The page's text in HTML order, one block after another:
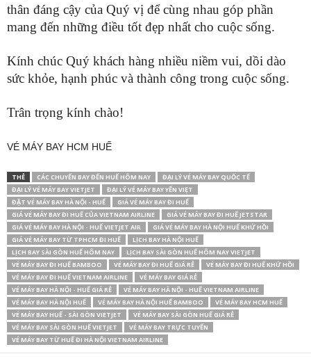
thân đáng cậy của Quý vị để cùng nhau góp phần
mang đến những điều tốt đẹp nhất cho cuộc sống.
Kính chúc Quý khách hàng nhiều niềm vui, dồi dào
sức khỏe, hạnh phúc và thành công trong cuộc sống.
Trân trọng kính chào!
VÉ MÁY BAY HCM HUẾ
THẺ CÁC CHUYẾN BAY ĐẾN HUẾ HÔM NAY
ĐẠI LÝ VÉ MÁY BAY QUỐC TẾ
ĐẠI LÝ VÉ MÁY BAY VIETJET
ĐẠI LÝ VÉ MÁY BAY YẾN VIẸT
ĐẶT VÉ MÁY BAY HÀ NỘI - HUẾ
GIÁ VÉ MÁY BAY ĐI HUẾ
GIÁ VÉ MÁY BAY ĐI HUẾ CỦA VIETNAM AIRLINE
GIÁ VÉ MÁY BAY ĐI HUẾ JETSTAR
GIÁ VÉ MÁY BAY HÀ NỘI - HUẾ VIETJET AIR
GIÁ VÉ MÁY BAY HÀ NỘI HUẾ KHỨ HỒI
GIÁ VÉ MÁY BAY TỪ TPHCM ĐI HUẾ
LỊCH BAY HÀ NỘI HUẾ
LỊCH BAY SÀI GÒN HUẾ HÔM NAY
LỊCH BAY SÀI GÒN HUẾ HÔM NAY VIETJET
VÉ MÁY BAY ĐI HUẾ BAMBOO
VÉ MÁY BAY ĐI HUẾ GIÁ RẺ
VÉ MÁY BAY ĐI HUẾ KHỨ HỒI
VÉ MÁY BAY ĐI HUẾ VIETNAM AIRLINE
VÉ MÁY BAY GIÁ RẺ
VÉ MÁY BAY HÀ NỘI - HUẾ GIÁ RẺ
VÉ MÁY BAY HÀ NỘI - HUẾ VIETNAM AIRLINE
VÉ MÁY BAY HÀ NỘI HUẾ
VÉ MÁY BAY HÀ NỘI HUẾ BAMBOO
VÉ MÁY BAY HCM HUẾ
VÉ MÁY BAY HUẾ - SÀI GÒN VIETJET
VÉ MÁY BAY SÀI GÒN HUẾ GIÁ RẺ
VÉ MÁY BAY SÀI GÒN HUẾ VIETJET
VÉ MÁY BAY TRỰC TUYẾN
VÉ MÁY BAY TỪ HUẾ ĐI HÀ NỘI VIETNAM AIRLINE